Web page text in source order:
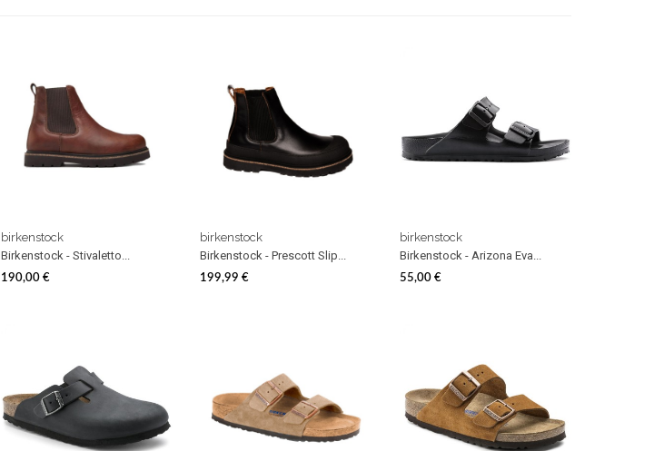
birkenstock
Birkenstock - Stivaletto...
Prezzo
190,00 €
birkenstock
Birkenstock - Prescott Slip...
Prezzo
199,99 €
birkenstock
Birkenstock - Arizona Eva...
Prezzo
55,00 €